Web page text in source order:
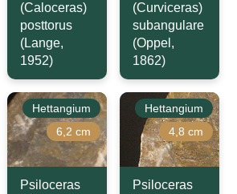
(Caloceras)
posttorus
(Lange,
1952)
(Curviceras)
subangulare
(Oppel,
1862)
Hettangium
6,2 cm
Psiloceras
Hettangium
4,8 cm
Psiloceras